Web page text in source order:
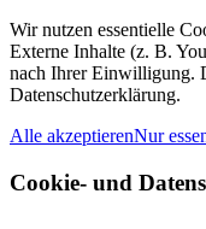
Wir nutzen essentielle
Externe Inhalte (z. B.
nach Ihrer Einwilligung.
Datenschutzerklärung.
Alle akzeptierenNur
Cookie- und